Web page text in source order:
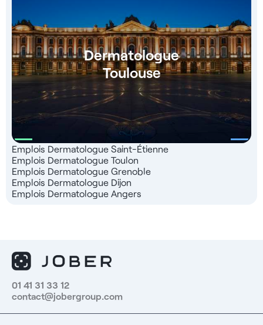
Dermatologue
Toulouse
Emplois Dermatologue Saint-Étienne
Emplois Dermatologue Toulon
Emplois Dermatologue Grenoble
Emplois Dermatologue Dijon
Emplois Dermatologue Angers
01 41 31 33 12
contact@jobergroup.com